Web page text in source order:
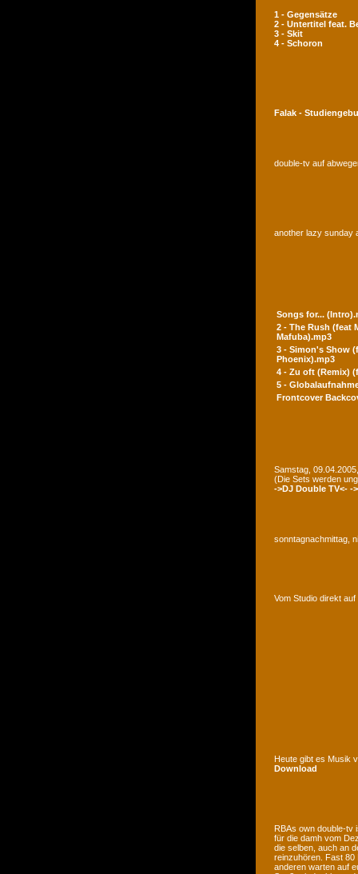
1 - Gegensätze
2 - Untertitel feat.
3 - Skit
4 - Schoron
Falak -
double-tv auf
another lazy sunday
Songs for...
2 - The Rush (feat
Mafuba).mp3
3 - Simon's Show
Phoenix).mp3
4 - Zu oft (Remix)
5 -
Frontcover
Samstag,
(Die Sets werden
->DJ Double TV<- -
sonntagnachmittag,
Vom Studio direkt
Heute gibt es Musik
Download
RBAs own double-tv
für die damh vom
die selben, auch an
reinzuhören. Fast 80
anderen warten auf